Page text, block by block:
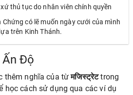
thủ tục do nhân viên chính quyền
có lẽ muốn ngày cưới của mình
trên Kinh Thánh.
Ấn Độ
thêm nghĩa của từमजिस्ट्रेटtrong
học cách sử dụng qua các ví dụ